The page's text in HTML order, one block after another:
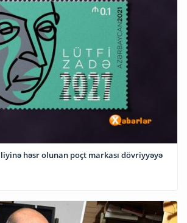
həsr olunan poçt markası dövriyyəyə